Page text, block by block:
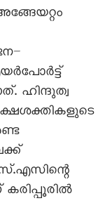
ഹിന്ദുത്വ